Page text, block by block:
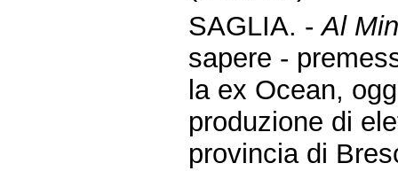
SAGLIA. -Al
sapere -
la ex Ocean,
produzione di
provincia di